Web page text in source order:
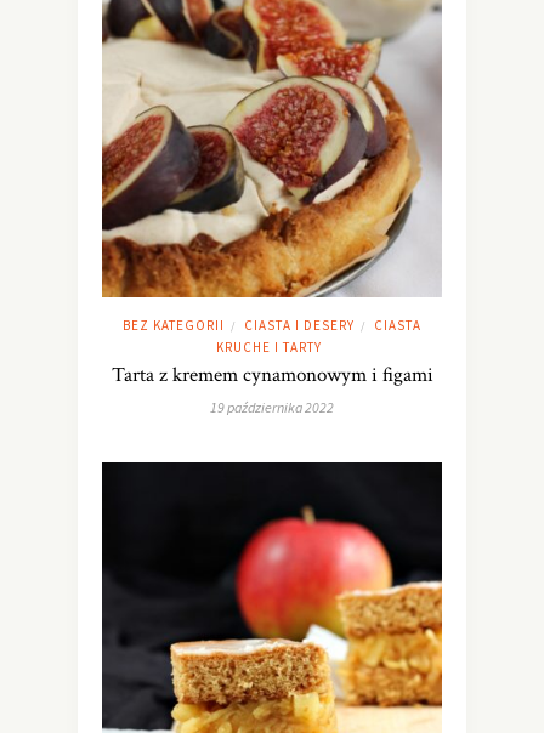
BEZ KATEGORII / CIASTA I DESERY /
CIASTA
KRUCHE I TARTY
Tarta z kremem cynamonowym i figami
19 października 2022